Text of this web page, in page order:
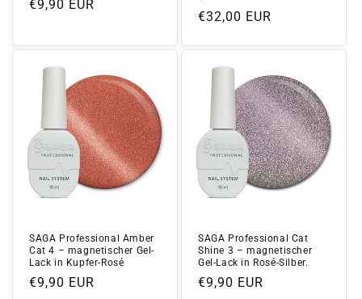
Normaler
€9,90 EUR
Normaler
€32,00 EUR
SAGA Professional Amber
Cat 4 – magnetischer Gel-
Lack in Kupfer-Rosé
Normaler
€9,90 EUR
SAGA Professional Cat
Shine 3 – magnetischer
Gel-Lack in Rosé-Silber.
Normaler
€9,90 EUR